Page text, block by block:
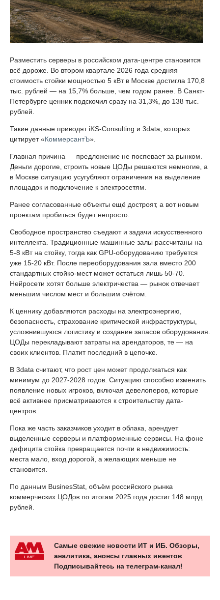
Разместить серверы в российском дата-центре становится
всё дороже. Во втором квартале 2026 года средняя
стоимость стойки мощностью 5 кВт в Москве достигла 170,8
тыс. рублей — на 15,7% больше, чем годом ранее. В Санкт-
Петербурге ценник подскочил сразу на 31,3%, до 138 тыс.
рублей.
Такие данные приводят iKS-Consulting и 3data, которых
цитирует «КоммерсантЪ».
Главная причина — предложение не поспевает за рынком.
Деньги дорогие, строить новые ЦОДы решаются немногие, а
в Москве ситуацию усугубляют ограничения на выделение
площадок и подключение к электросетям.
Ранее согласованные объекты ещё достроят, а вот новым
проектам пробиться будет непросто.
Свободное пространство съедают и задачи искусственного
интеллекта. Традиционные машинные залы рассчитаны на
5-8 кВт на стойку, тогда как GPU-оборудованию требуется
уже 15-20 кВт. После переоборудования зала вместо 200
стандартных стойко-мест может остаться лишь 50-70.
Нейросети хотят больше электричества — рынок отвечает
меньшим числом мест и большим счётом.
К ценнику добавляются расходы на электроэнергию,
безопасность, страхование критической инфраструктуры,
усложнившуюся логистику и создание запасов оборудования.
ЦОДы перекладывают затраты на арендаторов, те — на
своих клиентов. Платит последний в цепочке.
В 3data считают, что рост цен может продолжаться как
минимум до 2027-2028 годов. Ситуацию способно изменить
появление новых игроков, включая девелоперов, которые
всё активнее присматриваются к строительству дата-
центров.
Пока же часть заказчиков уходит в облака, арендует
выделенные серверы и платформенные сервисы. На фоне
дефицита стойка превращается почти в недвижимость:
места мало, вход дорогой, а желающих меньше не
становится.
По данным BusinesStat, объём российского рынка
коммерческих ЦОДов по итогам 2025 года достиг 148 млрд
рублей.
Самые свежие новости ИТ и ИБ. Обзоры,
аналитика, анонсы главных ивентов
Подписывайтесь на телеграм-канал!